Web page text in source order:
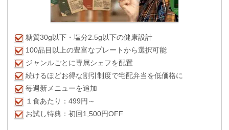
糖質30g以下・塩分2.5g以下の健康設計
100品目以上の豊富なプレートから選択可能
ジャンルごとに専属シェフを配置
続けるほどお得な割引制度で宅配弁当を低価格に
毎週新メニューを追加
１食あたり：499円～
お試し特典：初回1,500円OFF